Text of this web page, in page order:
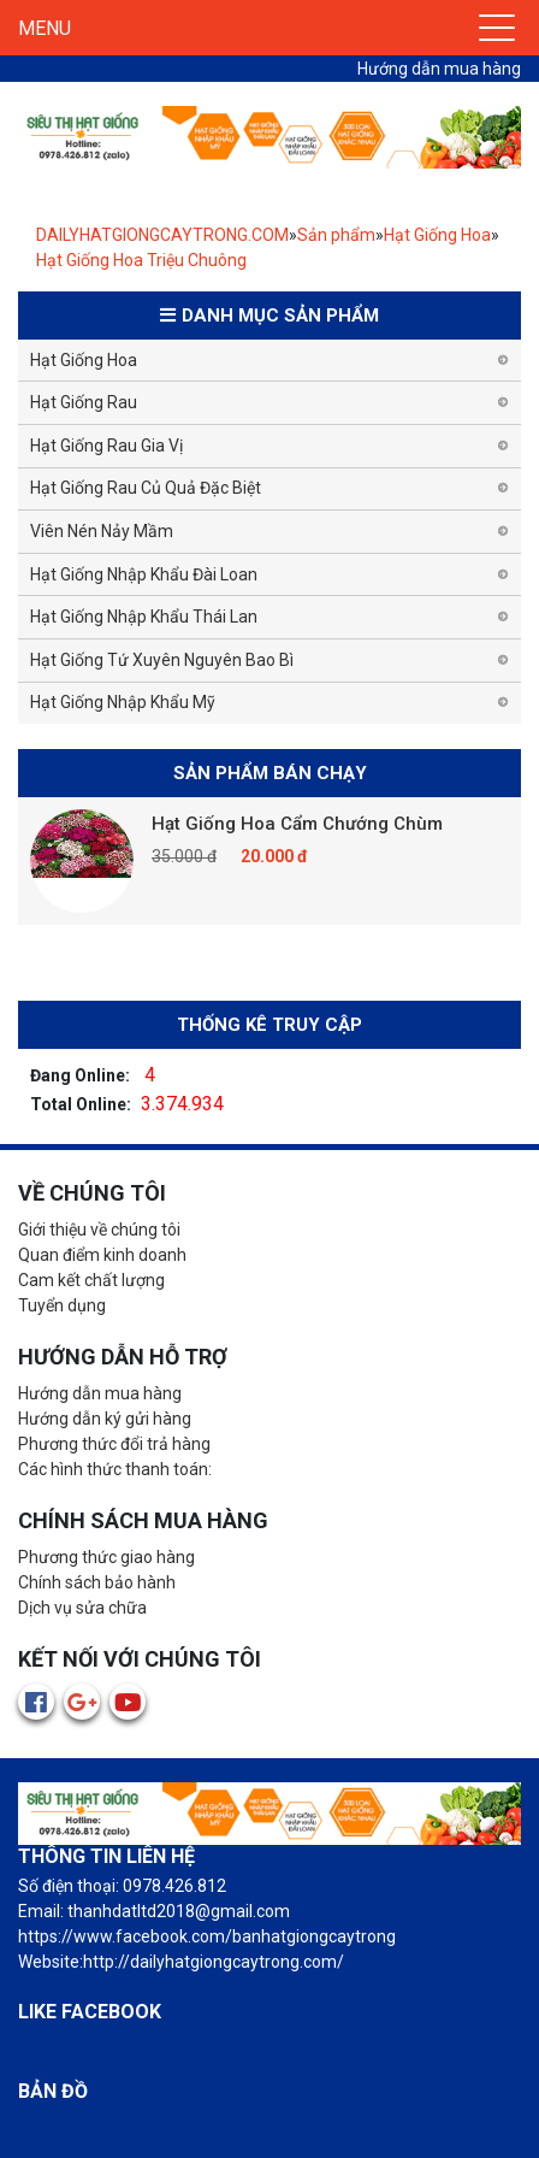
MENU
Hướng dẫn mua hàng
DAILYHATGIONGCAYTRONG.COM»Sản phẩm»Hạt Giống Hoa»
Hạt Giống Hoa Triệu Chuông
DANH MỤC SẢN PHẨM
Hạt Giống Hoa
Hạt Giống Rau
Hạt Giống Rau Gia Vị
Hạt Giống Rau Củ Quả Đặc Biệt
Viên Nén Nảy Mầm
Hạt Giống Nhập Khẩu Đài Loan
Hạt Giống Nhập Khẩu Thái Lan
Hạt Giống Tứ Xuyên Nguyên Bao Bì
Hạt Giống Nhập Khẩu Mỹ
SẢN PHẨM BÁN CHẠY
Hạt Giống Hoa Cẩm Chướng Chùm
35.000 đ 20.000 đ
THỐNG KÊ TRUY CẬP
Đang Online: 4
Total Online: 3.374.934
VỀ CHÚNG TÔI
Giới thiệu về chúng tôi
Quan điểm kinh doanh
Cam kết chất lượng
Tuyển dụng
HƯỚNG DẪN HỖ TRỢ
Hướng dẫn mua hàng
Hướng dẫn ký gửi hàng
Phương thức đổi trả hàng
Các hình thức thanh toán:
CHÍNH SÁCH MUA HÀNG
Phương thức giao hàng
Chính sách bảo hành
Dịch vụ sửa chữa
KẾT NỐI VỚI CHÚNG TÔI
THÔNG TIN LIÊN HỆ
Số điện thoại: 0978.426.812
Email: thanhdatltd2018@gmail.com
https://www.facebook.com/banhatgiongcaytrong
Website:http://dailyhatgiongcaytrong.com/
LIKE FACEBOOK
BẢN ĐỒ